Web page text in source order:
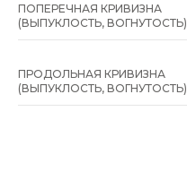
ПОПЕРЕЧНАЯ КРИВИЗНА
(ВЫПУКЛОСТЬ, ВОГНУТОСТЬ)
ПРОДОЛЬНАЯ КРИВИЗНА
(ВЫПУКЛОСТЬ, ВОГНУТОСТЬ)